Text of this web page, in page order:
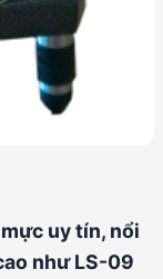
uy tín, nổi
như LS-09